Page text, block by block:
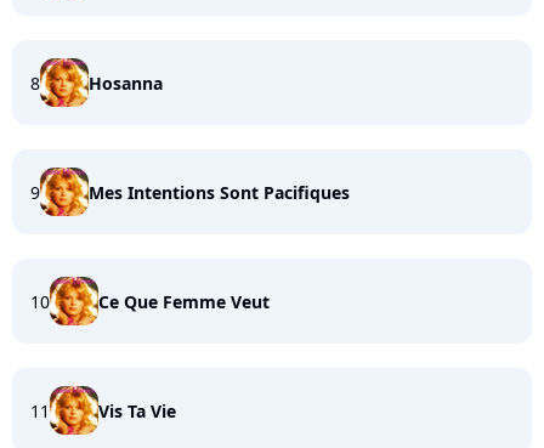
8 Hosanna
9 Mes Intentions Sont Pacifiques
10 Ce Que Femme Veut
11 Vis Ta Vie